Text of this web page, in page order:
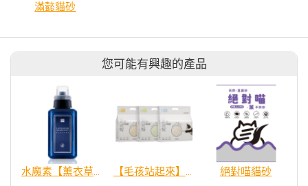
滿懿貓砂
您可能有興趣的產品
水魔素【薰衣草除臭】濃縮液【驅蚤蚊防蟑】 【毛孩站起來】五吉貓 PURE純豆腐砂 絕對喵貓砂